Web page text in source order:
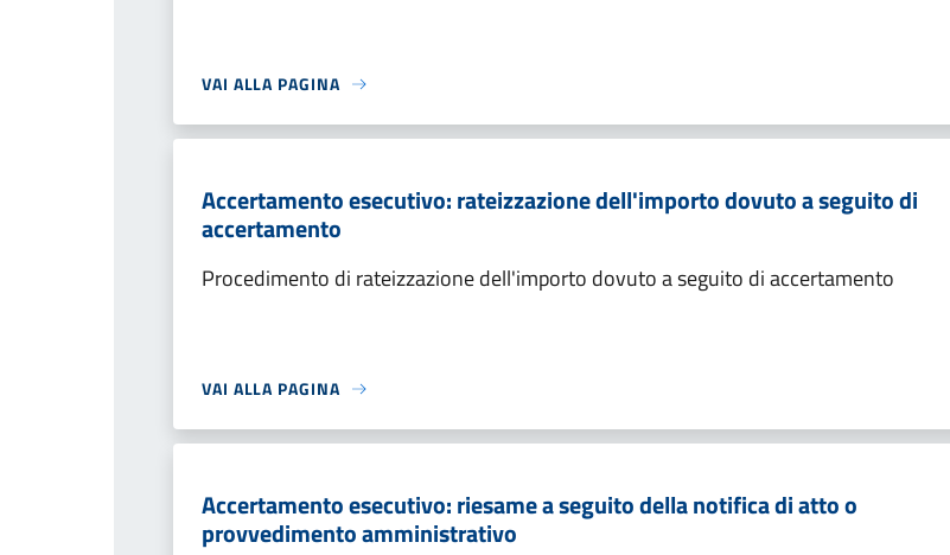
VAI ALLA PAGINA
Accertamento esecutivo: rateizzazione dell'importo dovuto a seguito di
accertamento
Procedimento di rateizzazione dell'importo dovuto a seguito di accertamento
VAI ALLA PAGINA
Accertamento esecutivo: riesame a seguito della notifica di atto o
provvedimento amministrativo